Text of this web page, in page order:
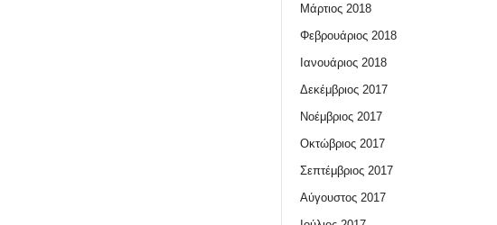
Μάρτιος 2018
Φεβρουάριος 2018
Ιανουάριος 2018
Δεκέμβριος 2017
Νοέμβριος 2017
Οκτώβριος 2017
Σεπτέμβριος 2017
Αύγουστος 2017